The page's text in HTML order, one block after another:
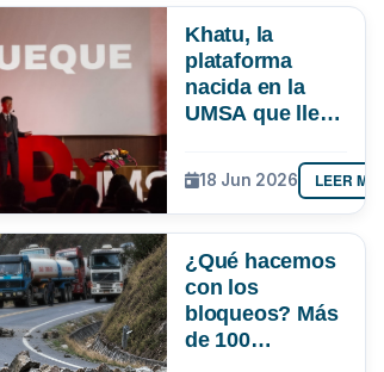
Khatu, la
plataforma
nacida en la
UMSA que lleva
era digital en
Latinoamérica
18 Jun 2026 LEER
¿Qué hacemos
con los
bloqueos? Más
de 100